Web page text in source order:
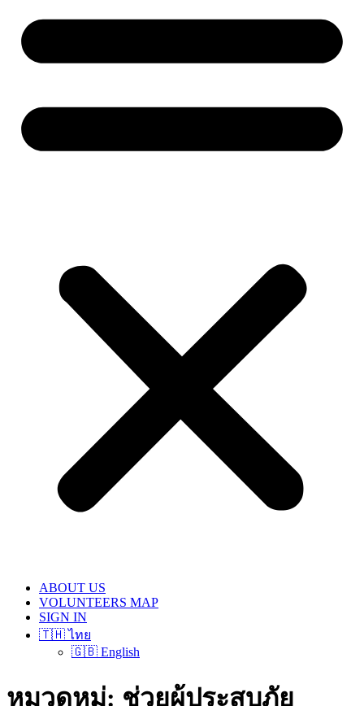
ABOUT US
VOLUNTEERS MAP
SIGN IN
🇹🇭 ไทย
🇬🇧 English
หมวดหมู่: ช่วยผู้ประสบภัย